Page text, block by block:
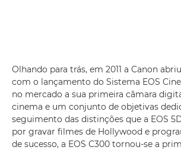
Olhando para trás, em 2011 a Canon
com o lançamento do Sistema EOS
no mercado a sua primeira câmara
cinema e um conjunto de objetivas
seguimento das distinções que a EOS
por gravar filmes de Hollywood e
de sucesso, a EOS C300 tornou-se a